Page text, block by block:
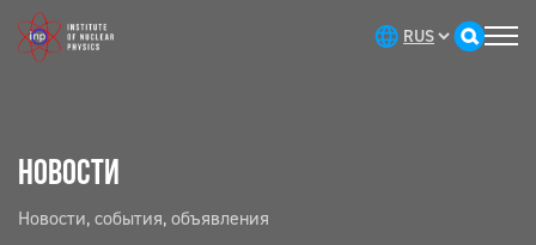
НОВОСТИ
Новости, события, объявления